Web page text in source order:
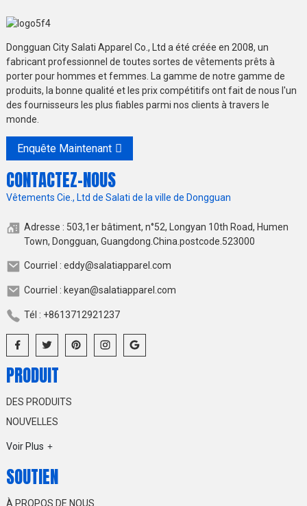
Dongguan City Salati Apparel Co., Ltd a été créée en 2008, un
fabricant professionnel de toutes sortes de vêtements prêts à
porter pour hommes et femmes. La gamme de notre gamme de
produits, la bonne qualité et les prix compétitifs ont fait de nous l'un
des fournisseurs les plus fiables parmi nos clients à travers le
monde.
Enquête Maintenant
CONTACTEZ-NOUS
Vêtements Cie., Ltd de Salati de la ville de Dongguan
Adresse : 503,1er bâtiment, n°52, Longyan 10th Road, Humen
Town, Dongguan, Guangdong.China.postcode.523000
Courriel : eddy@salatiapparel.com
Courriel : keyan@salatiapparel.com
Tél : +8613712921237
PRODUIT
DES PRODUITS
NOUVELLES
Voir Plus
SOUTIEN
À PROPOS DE NOUS